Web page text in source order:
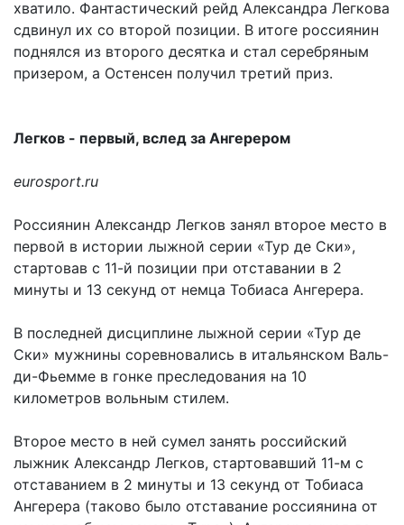
хватило. Фантастический рейд Александра Легкова
сдвинул их со второй позиции. В итоге россиянин
поднялся из второго десятка и стал серебряным
призером, а Остенсен получил третий приз.
Легков - первый, вслед за Ангерером
eurosport.ru
Россиянин Александр Легков занял второе место в
первой в истории лыжной серии «Тур де Ски»,
стартовав с 11-й позиции при отставании в 2
минуты и 13 секунд от немца Тобиаса Ангерера.
В последней дисциплине лыжной серии «Тур де
Ски» мужнины соревновались в итальянском Валь-
ди-Фьемме в гонке преследования на 10
километров вольным стилем.
Второе место в ней сумел занять российский
лыжник Александр Легков, стартовавший 11-м с
отставанием в 2 минуты и 13 секунд от Тобиаса
Ангерера (таково было отставание россиянина от